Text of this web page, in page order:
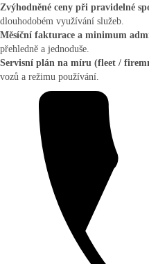
Zvýhodněné ceny při pravidelné
dlouhodobém využívání služeb.
Měsíční fakturace a minimum
přehledně a jednoduše.
Servisní plán na míru (fleet /
vozů a režimu používání.